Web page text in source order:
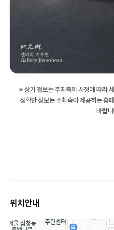
※ 상기 정보는 주최측의 사정에 따라
정확한 정보는 주최측이 제공하는 홈
바랍
위치안내